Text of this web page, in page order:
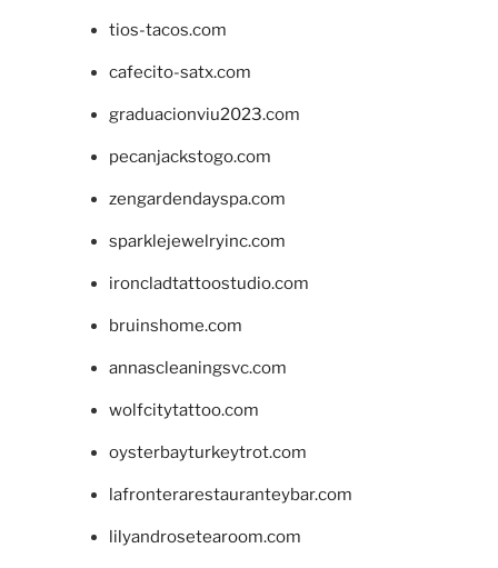
tios-tacos.com
cafecito-satx.com
graduacionviu2023.com
pecanjackstogo.com
zengardendayspa.com
sparklejewelryinc.com
ironcladtattoostudio.com
bruinshome.com
annascleaningsvc.com
wolfcitytattoo.com
oysterbayturkeytrot.com
lafronterarestauranteybar.com
lilyandrosetearoom.com